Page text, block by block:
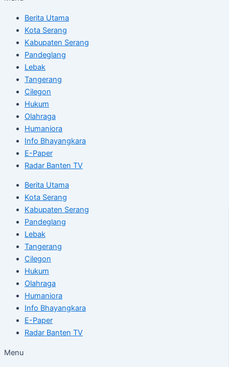
Berita Utama
Kota Serang
Kabupaten Serang
Pandeglang
Lebak
Tangerang
Cilegon
Hukum
Olahraga
Humaniora
Info Bhayangkara
E-Paper
Radar Banten TV
Berita Utama
Kota Serang
Kabupaten Serang
Pandeglang
Lebak
Tangerang
Cilegon
Hukum
Olahraga
Humaniora
Info Bhayangkara
E-Paper
Radar Banten TV
Menu